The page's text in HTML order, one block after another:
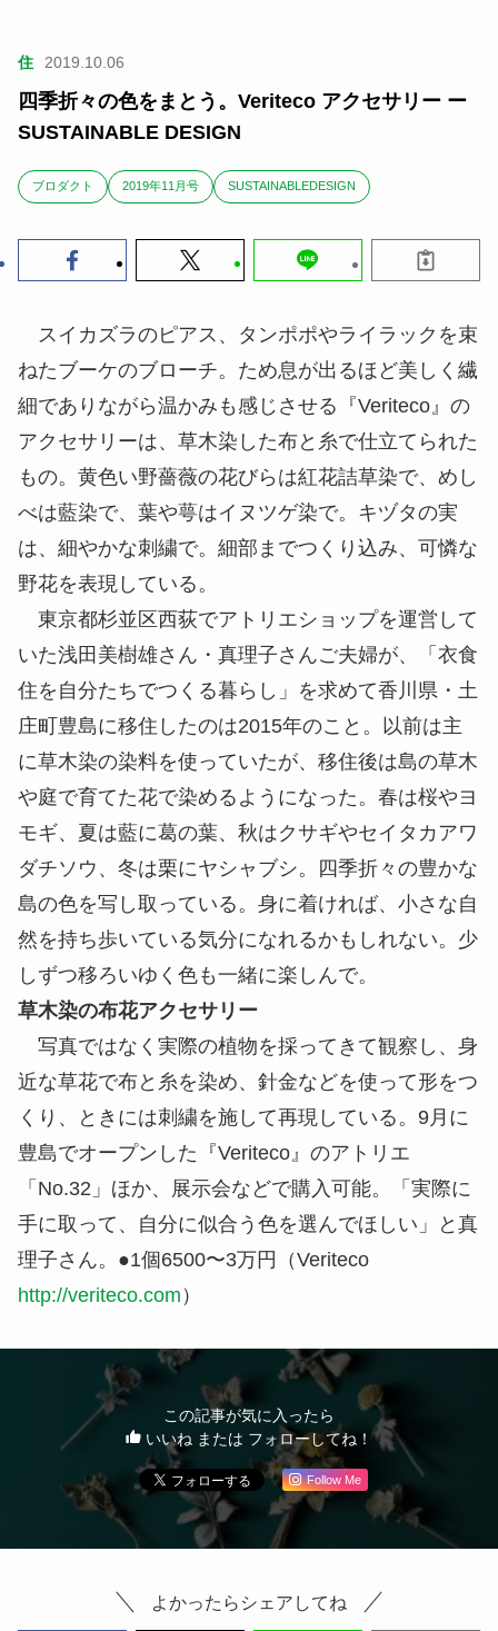
住 2019.10.06
四季折々の色をまとう。Veriteco アクセサリー ー
SUSTAINABLE DESIGN
ブロダクト 2019年11月号 SUSTAINABLEDESIGN
スイカズラのピアス、タンポポやライラックを束
ねたブーケのブローチ。ため息が出るほど美しく繊
細でありながら温かみも感じさせる『Veriteco』の
アクセサリーは、草木染した布と糸で仕立てられた
もの。黄色い野薔薇の花びらは紅花詰草染で、めし
べは藍染で、葉や萼はイヌツゲ染で。キヅタの実
は、細やかな刺繍で。細部までつくり込み、可憐な
野花を表現している。
東京都杉並区西荻でアトリエショップを運営して
いた浅田美樹雄さん・真理子さんご夫婦が、「衣食
住を自分たちでつくる暮らし」を求めて香川県・ 土
庄町 豊島に移住したのは2015年のこと。以前は主
に草木染の染料を使っていたが、移住後は島の草木
や庭で育てた花で染めるようになった。春は桜やヨ
モギ、夏は藍に葛の葉、秋はクサギやセイタカアワ
ダチソウ、冬は栗にヤシャブシ。四季折々の豊かな
島の色を写し取っている。身に着ければ、小さな自
然を持ち歩いている気分になれるかもしれない。少
しずつ移ろいゆく色も一緒に楽しんで。
草木染の布花アクセサリー
写真ではなく実際の植物を採ってきて観察し、身
近な草花で布と糸を染め、針金などを使って形をつ
くり、ときには刺繍を施して再現している。9月に
豊島でオープンした『Veriteco』のアトリエ
「No.32」ほか、展示会などで購入可能。「実際に
手に取って、自分に似合う色を選んでほしい」と真
理子さん。●1個6500〜3万円（Veriteco
http://veriteco.com ）
この記事が気に入ったら
いいね または フォローしてね！
Follow Me
よかったらシェアしてね